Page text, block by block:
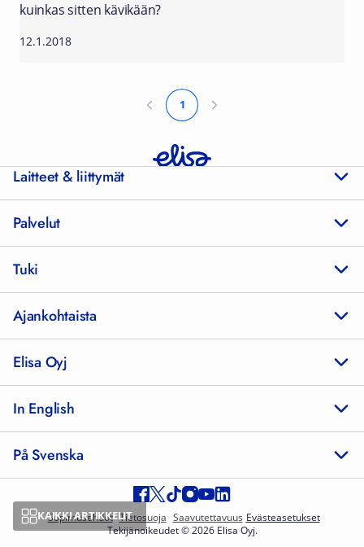
KAIKKI ARTIKKELIT
kuinkas sitten kävikään?
12.1.2018
1
Laitteet & liittymät
Palvelut
Tuki
Ajankohtaista
Elisa Oyj
In English
På Svenska
Sopimusehdot Tietosuoja Saavutettavuus Evästeasetukset
Tekijänoikeudet © 2026 Elisa Oyj.